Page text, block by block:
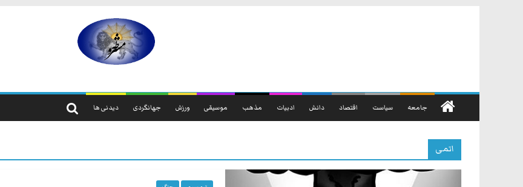
مشروطه
حزب
راه
جامعه سیاست اقتصاد دانش ادبیات مذهب موسیقی ورزش جهانگردی دیدنی ها
اتمی